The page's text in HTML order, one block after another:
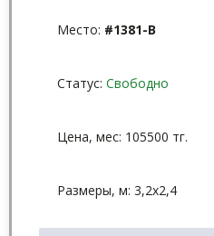
Место: #1381-В
Статус: Свободно
Цена, мес: 105500 тг.
Размеры, м: 3,2x2,4